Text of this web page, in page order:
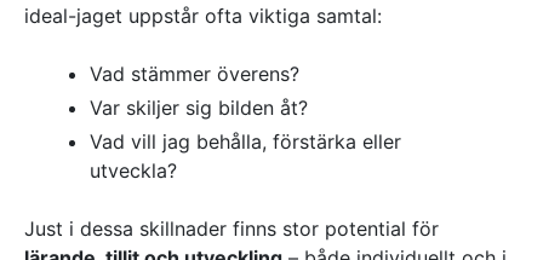
ideal-jaget uppstår ofta viktiga samtal:
Vad stämmer överens?
Var skiljer sig bilden åt?
Vad vill jag behålla, förstärka eller
utveckla?
Just i dessa skillnader finns stor potential för